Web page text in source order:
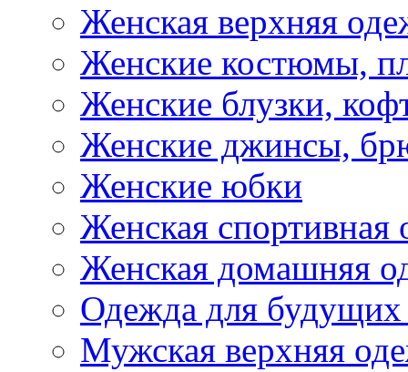
Женская верхняя
Женские костюмы,
Женские блузки,
Женские джинсы,
Женские юбки
Женская спортивная
Женская домашняя
Одежда для
Мужская верхняя